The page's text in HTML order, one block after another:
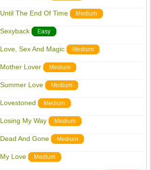
The End Of Time Medium
Easy
Sex And Magic Medium
Lover Medium
Love Medium
Medium
My Way Medium
And Gone Medium
Love Medium